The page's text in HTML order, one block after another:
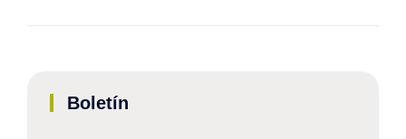
Boletín